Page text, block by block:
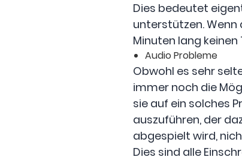
Dies bedeutet
unterstützen. Wenn
Minuten lang
Audio Probleme
Obwohl es sehr
immer noch die
sie auf ein solches
auszuführen, der
abgespielt wird,
Dies sind alle